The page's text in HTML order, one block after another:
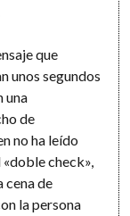
que
unos segundos
una
de
no ha leído
check»,
cena de
la persona